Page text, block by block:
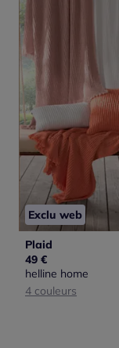
Exclu web
Plaid
49 €
helline home
4 couleurs